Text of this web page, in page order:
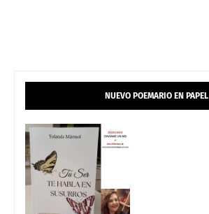
NUEVO POEMARIO EN PAPEL